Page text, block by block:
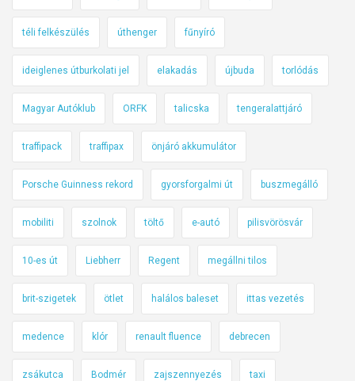
téli felkészülés úthenger fűnyíró
ideiglenes útburkolati jel elakadás újbuda torlódás
Magyar Autóklub ORFK talicska tengeralattjáró
traffipack traffipax önjáró akkumulátor
Porsche Guinness rekord gyorsforgalmi út buszmegálló
mobiliti szolnok töltő e-autó pilisvörösvár
10-es út Liebherr Regent megállni tilos
brit-szigetek ötlet halálos baleset ittas vezetés
medence klór renault fluence debrecen
zsákutca Bodmér zajszennyezés taxi